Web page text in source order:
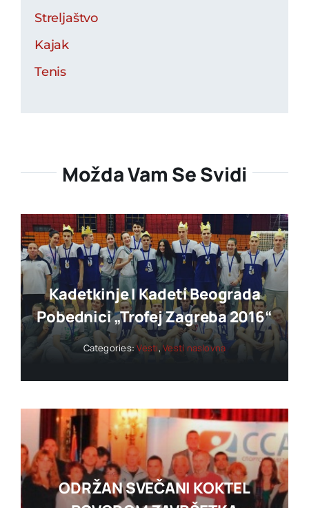
Streljaštvo
Kajak
Tenis
Možda Vam Se Svidi
Kadetkinje I Kadeti Beograda
Pobednici „trofej Zagreba 2016“
Categories:Vesti,Vesti naslovna
ODRŽAN SVEČANI KOKTEL